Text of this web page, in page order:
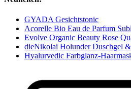
GYADA Gesichtstonic
Acorelle Bio Eau de Parfum
Evolve Organic Beauty Rose
dieNikolai Holunder Duschgel
Hyalurvedic Farbglanz-